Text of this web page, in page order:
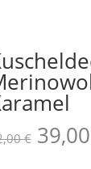
€ Preis
39,00